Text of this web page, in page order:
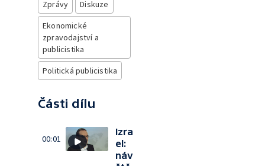
Zprávy
Diskuze
Ekonomické
zpravodajství a
publicistika
Politická publicistika
Části dílu
00:01
Izra
el:
náv